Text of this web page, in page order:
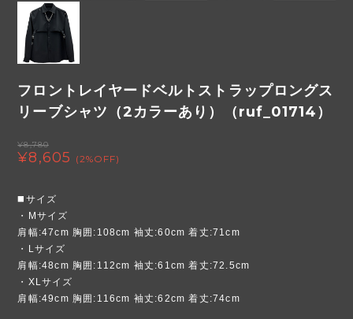
フロントレイヤードベルトストラップロングス
リーブシャツ（2カラーあり）（ruf_01714）
¥8,780
¥8,605 (2%OFF)
◼️サイズ
・Mサイズ
肩幅:47cm 胸囲:108cm 袖丈:60cm 着丈:71cm
・Lサイズ
肩幅:48cm 胸囲:112cm 袖丈:61cm 着丈:72.5cm
・XLサイズ
肩幅:49cm 胸囲:116cm 袖丈:62cm 着丈:74cm